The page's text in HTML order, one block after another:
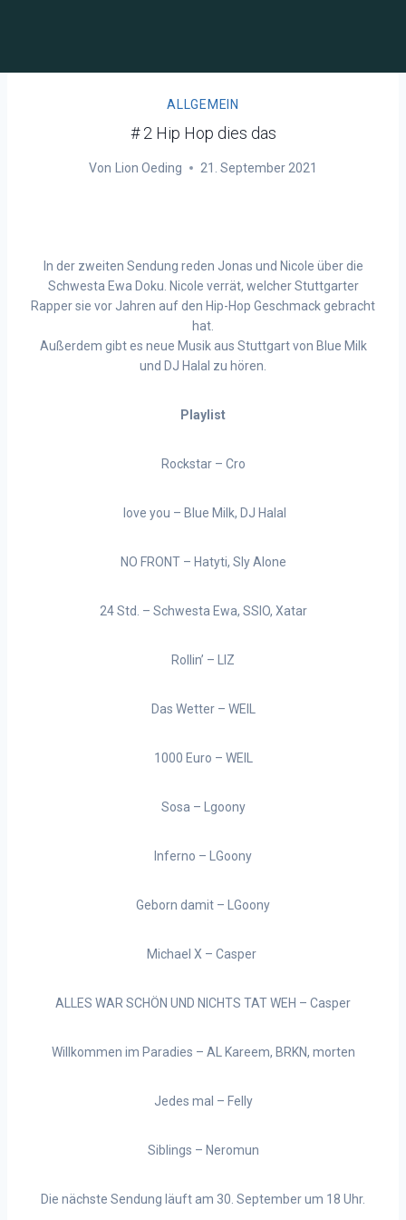
ALLGEMEIN
# 2 Hip Hop dies das
Von Lion Oeding 21. September 2021
In der zweiten Sendung reden Jonas und Nicole über die
Schwesta Ewa Doku. Nicole verrät, welcher Stuttgarter
Rapper sie vor Jahren auf den Hip-Hop Geschmack gebracht
hat.
Außerdem gibt es neue Musik aus Stuttgart von Blue Milk
und DJ Halal zu hören.
Playlist
Rockstar – Cro
love you – Blue Milk, DJ Halal
NO FRONT – Hatyti, Sly Alone
24 Std. – Schwesta Ewa, SSIO, Xatar
Rollin’ – LIZ
Das Wetter – WEIL
1000 Euro – WEIL
Sosa – Lgoony
Inferno – LGoony
Geborn damit – LGoony
Michael X – Casper
ALLES WAR SCHÖN UND NICHTS TAT WEH – Casper
Willkommen im Paradies – AL Kareem, BRKN, morten
Jedes mal – Felly
Siblings – Neromun
Die nächste Sendung läuft am 30. September um 18 Uhr.